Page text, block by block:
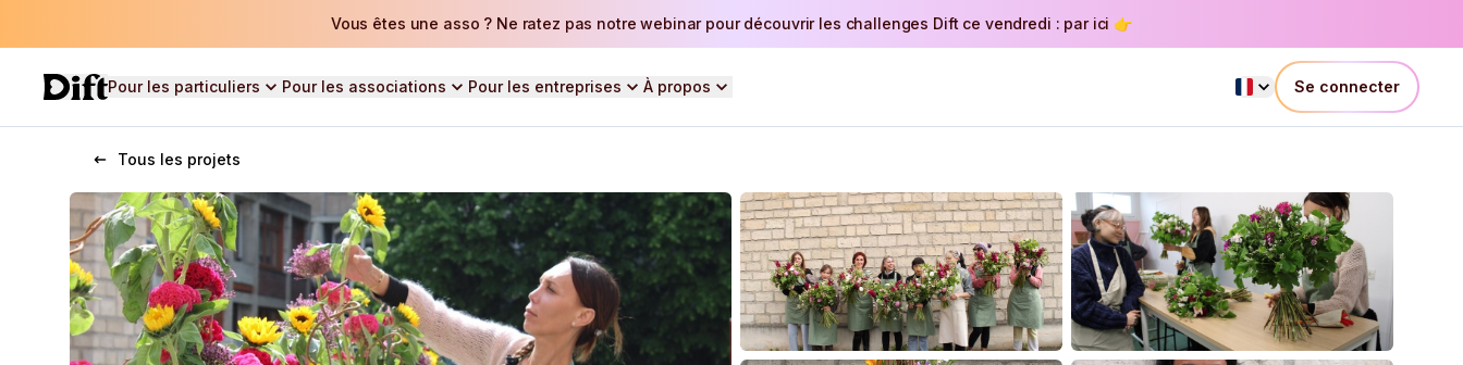
Vous êtes une asso ? Ne ratez pas notre webinar pour découvrir les challenges Dift ce vendredi : par ici 👉
Pour les particuliers Pour les associations Pour les entreprises À propos Se connecter
Tous les projets